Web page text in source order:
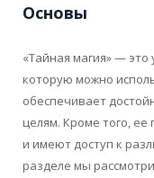
Основы
«Тайная магия» —
которую можно
обеспечивает
целям. Кроме того,
и имеют доступ к
разделе мы